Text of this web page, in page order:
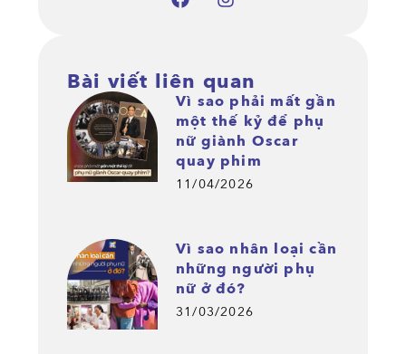
Bài viết liên quan
Vì sao phải mất gần
một thế kỷ để phụ
nữ giành Oscar
quay phim
11/04/2026
Vì sao nhân loại cần
những người phụ
nữ ở đó?
31/03/2026